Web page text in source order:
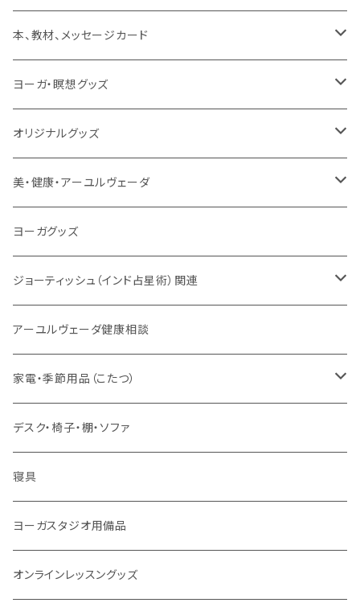
動画
本／資料（PDFデータ）
トウドウ作品
マントラ（ヴェーダ）
イミー・ウーイ・メッセージ
ヴェーダプラカーシャ・トウドウ
サンスクリット讃歌、叙事詩
インド古典音楽
ほか
タンブーラ（オンデマンド/海外直送）
電子タンブーラ
マントラBOX
本、教材、メッセージカード
本
ヴェーダプラカーシャ・トウドウ著作
サンスクリット教材
ヨーガ・瞑想グッズ
シンギングボール
チベタンベル、ティンシャ
線香
法具・珠数・神仏象
ヤントラ
宝石
雑貨
ブランケット
オリジナルグッズ
Tシャツ
VEDAヤントラロゴ入り
スマホケース
VEDA CENTER ヤントラロゴ入り
美・健康・アーユルヴェーダ
健康全般/アーユルヴェーダ
ボディケア
ヘアケア
アイドロップ
点鼻オイル
オーガニック・アーユルヴェーダ
ヨーガ / 瞑想
毎日の生活目的
女性ケア
ヨーガグッズ
ジョーティッシュ（インド占星術）関連
総合相談
３問コース
５問コース
相性診断
長期予測
誕生時間選定
大まかな誕生時間
誕生時間不明
ヤジニャ / 宝石 / マントラ / 名付け
吉日選定
アーユルヴェーダ健康相談
家電・季節用品（こたつ）
季節・空調家電
こたつ・こたつ用品
デスク・椅子・棚・ソファ
寝具
ヨーガスタジオ用備品
オンラインレッスングッズ